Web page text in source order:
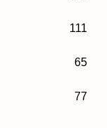
111
65
77